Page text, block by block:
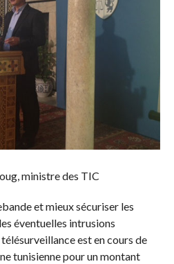
ministre des TIC
et mieux sécuriser les
éventuelles intrusions
est en cours de
tunisienne pour un montant